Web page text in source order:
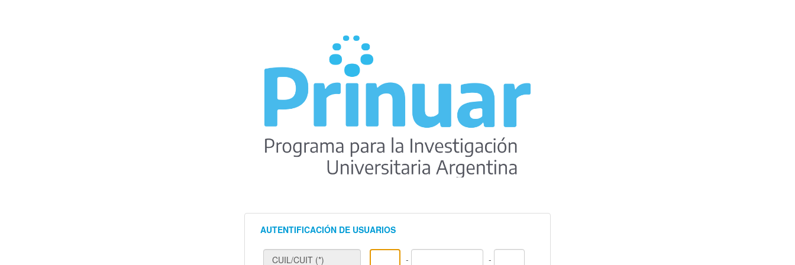
AUTENTIFICACIÓN DE USUARIOS
CUIL/CUIT (*) - -